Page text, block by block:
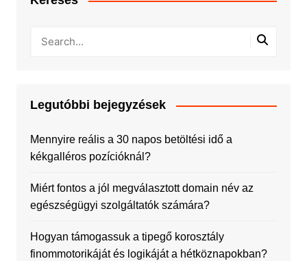
Legutóbbi bejegyzések
Mennyire reális a 30 napos betöltési idő a
kékgalléros pozícióknál?
Miért fontos a jól megválasztott domain név az
egészségügyi szolgáltatók számára?
Hogyan támogassuk a tipegő korosztály
finommotorikáját és logikáját a hétköznapokban?